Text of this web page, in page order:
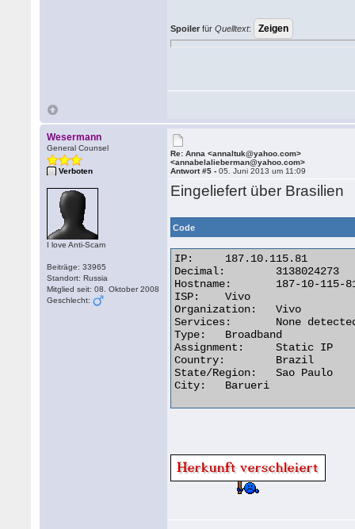
Spoiler fürQuelltext:
Wesermann
General Counsel
Verboten
I love Anti-Scam
Beiträge: 33965
Standort: Russia
Mitglied seit: 08. Oktober 2008
Geschlecht:
Re: Anna <annaltuk@yahoo.com>
<annabelalieberman@yahoo.com>
Antwort #5 -05. Juni 2013 um 11:09
Eingeliefert über Brasilien
Code
IP:	187.10.115.81
Decimal:	3138024273
Hostname:	187-10-115-81.dsl.telesp.net.br
ISP:	Vivo
Organization:	Vivo
Services:	None detected
Type:	Broadband
Assignment:	Static IP
Country:	Brazil
State/Region:	Sao Paulo
City:	Barueri